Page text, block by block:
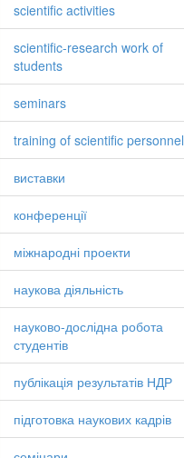
scientific activities
scientific-research work of
students
seminars
training of scientific personnel
виставки
конференції
міжнародні проекти
наукова діяльність
науково-дослідна робота
студентів
публікація результатів НДР
підготовка наукових кадрів